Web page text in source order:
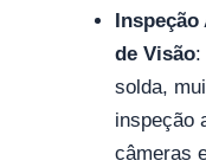
de Visão:
solda,
inspeção
câmeras